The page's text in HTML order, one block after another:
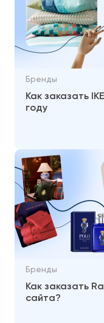
Бренды
Как заказать
году
Бренды
Как заказать
сайта?